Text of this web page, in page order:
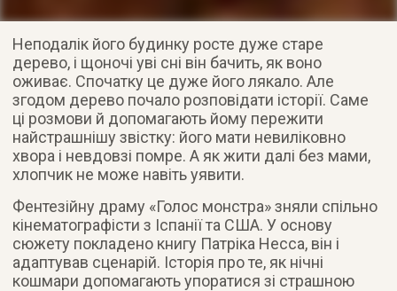
Неподалік його будинку росте дуже старе
дерево, і щоночі уві сні він бачить, як воно
оживає. Спочатку це дуже його лякало. Але
згодом дерево почало розповідати історії. Саме
ці розмови й допомагають йому пережити
найстрашнішу звістку: його мати невиліковно
хвора і невдовзі помре. А як жити далі без мами,
хлопчик не може навіть уявити.
Фентезійну драму «Голос монстра» зняли спільно
кінематографісти з Іспанії та США. У основу
сюжету покладено книгу Патріка Несса, він і
адаптував сценарій. Історія про те, як нічні
кошмари допомагають упоратися зі страшною